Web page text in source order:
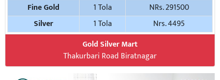
Fine Gold 1 Tola
NRs. 291500
Silver
1 Tola
Nrs. 4495
Gold Silver Mart
Thakurbari Road Biratnagar